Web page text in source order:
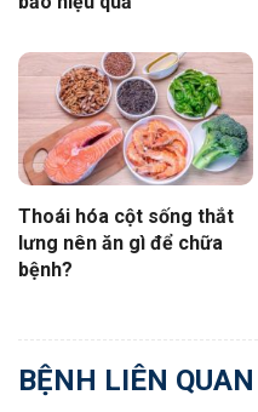
Thoái hóa cột sống thắt
lưng nên ăn gì để chữa
bệnh?
BỆNH LIÊN QUAN